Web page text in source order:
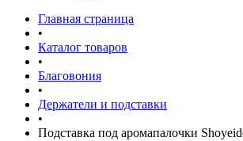
Главная страница
•
Каталог товаров
•
Благовония
•
Держатели и подставки
•
Подставка под аромапалочки